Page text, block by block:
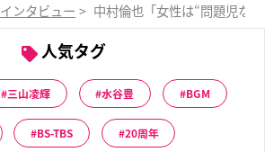
インタビュー > 中村倫也「女性は“問題児な
人気タグ
三山凌輝 水谷豊 BGM
BS-TBS 20周年